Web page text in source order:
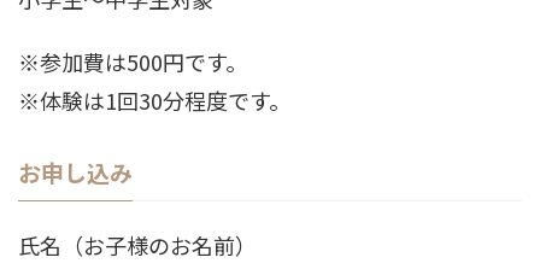
※参加費は500円です。
※体験は1回30分程度です。
お申し込み
氏名（お子様のお名前）